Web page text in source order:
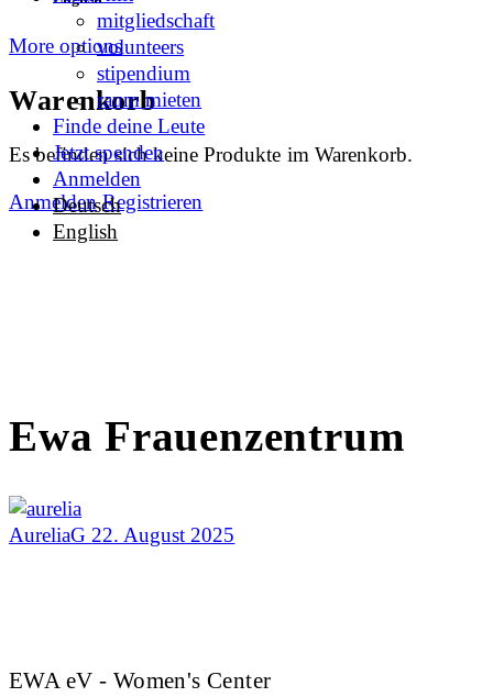
More options
Warenkorb
Es befinden sich keine Produkte im Warenkorb.
Anmelden Registrieren
mitgliedschaft
volunteers
stipendium
raum mieten
Finde deine Leute
Jetzt spenden
Anmelden
Deutsch
English
Ewa Frauenzentrum
AureliaG22. August 2025
EWA eV - Women's Center